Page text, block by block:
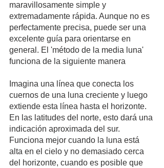
maravillosamente simple y
extremadamente rápida. Aunque no es
perfectamente precisa, puede ser una
excelente guía para orientarse en
general. El 'método de la media luna'
funciona de la siguiente manera
Imagina una línea que conecta los
cuernos de una luna creciente y luego
extiende esta línea hasta el horizonte.
En las latitudes del norte, esto dará una
indicación aproximada del sur.
Funciona mejor cuando la luna está
alta en el cielo y no demasiado cerca
del horizonte, cuando es posible que